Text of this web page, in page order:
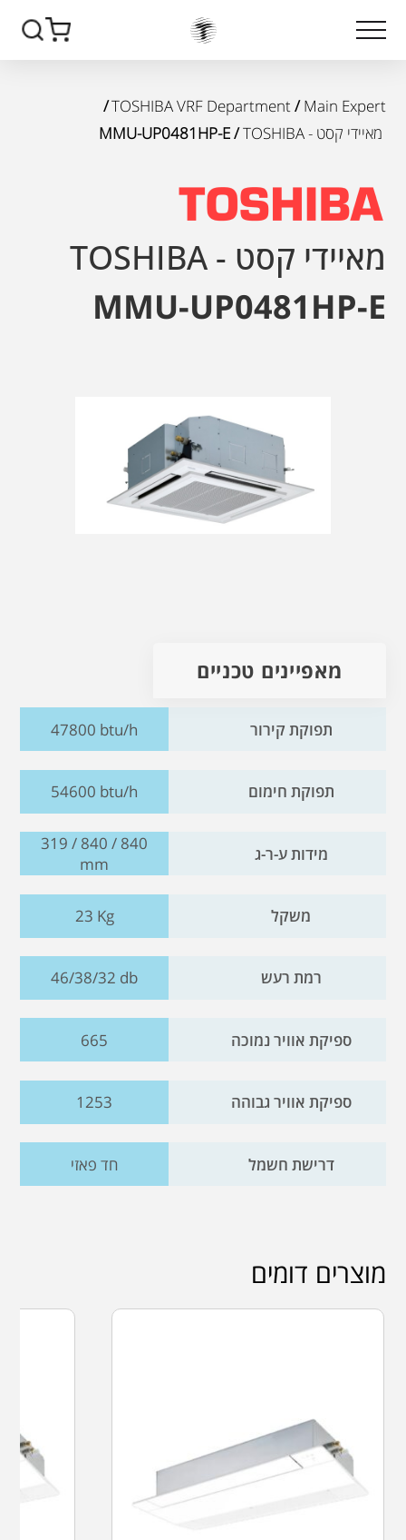
Main Expert
/
TOSHIBA VRF Department
/
מאיידי קסט - TOSHIBA
/ MMU-UP0481HP-E
מאיידי קסט - TOSHIBA
MMU-UP0481HP-E
מאפיינים טכניים
תפוקת קירור 47800 btu/h
תפוקת חימום 54600 btu/h
מידות ע-ר-ג
319 / 840 / 840
mm
משקל 23 Kg
רמת רעש 46/38/32 db
ספיקת אוויר נמוכה 665
ספיקת אוויר גבוהה 1253
דרישת חשמל חד פאזי
מוצרים דומים